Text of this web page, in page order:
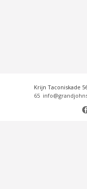
Krijn Taconiskade
65